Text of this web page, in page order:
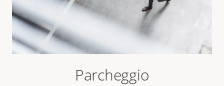
Parcheggio